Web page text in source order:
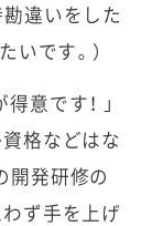
勘違いをした
いです。）
意です！ 」
資格などはな
開発研修の
ず手を上げ